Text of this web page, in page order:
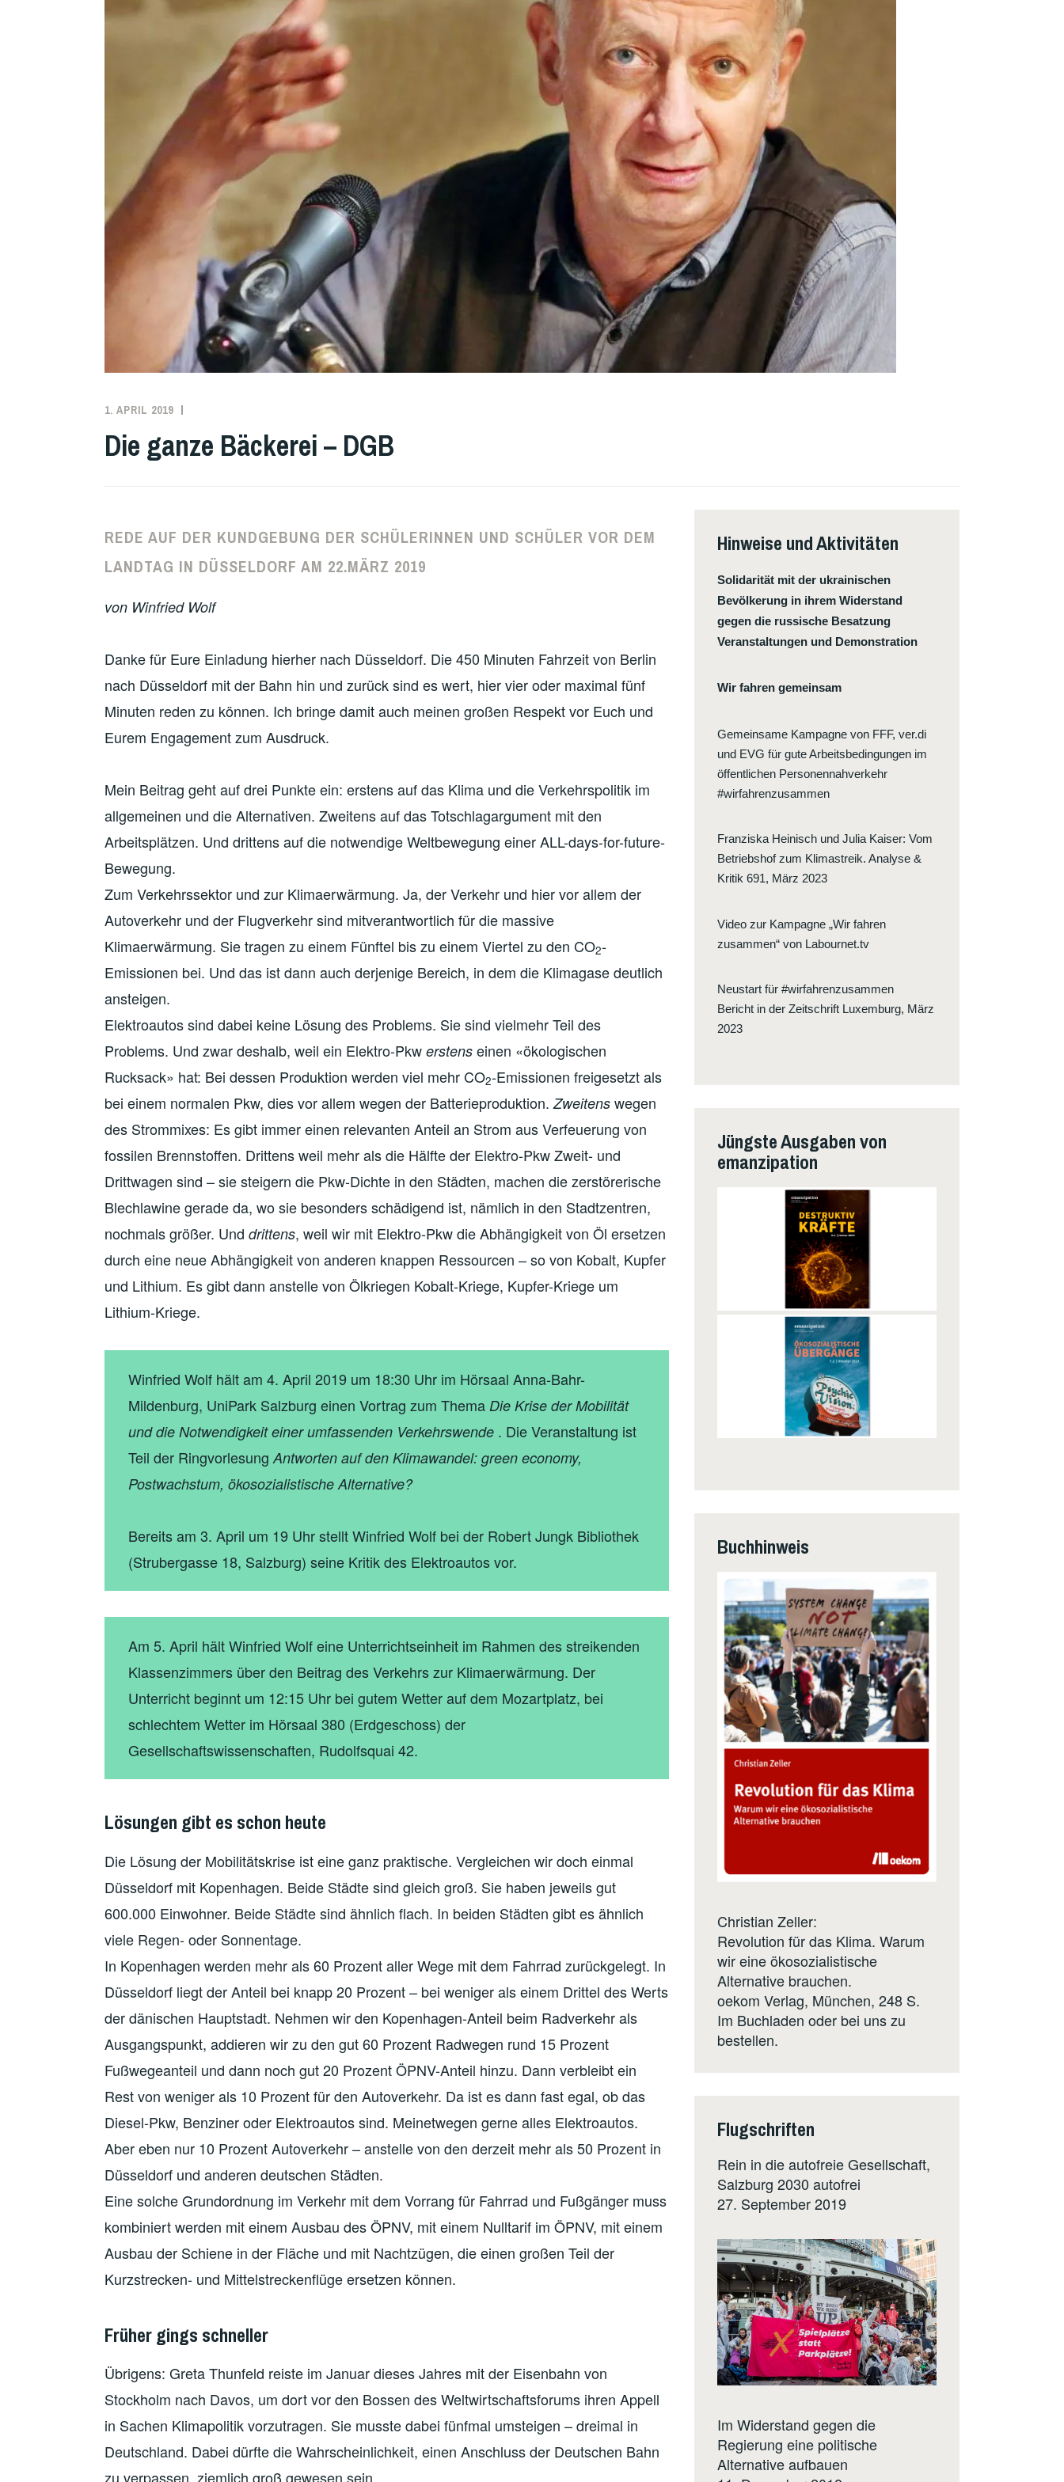
1. APRIL 2019
KLIMAPROTESTE,
Die ganze Bäckerei – DGB
REDE AUF DER KUNDGEBUNG DER SCHÜLERINNEN UND SCHÜLER VOR DEM
LANDTAG IN DÜSSELDORF AM 22.MÄRZ 2019
von Winfried Wolf
Danke für Eure Einladung hierher nach Düsseldorf. Die 450 Minuten Fahrzeit von Berlin
nach Düsseldorf mit der Bahn hin und zurück sind es wert, hier vier oder maximal fünf
Minuten reden zu können. Ich bringe damit auch meinen großen Respekt vor Euch und
Eurem Engagement zum Ausdruck.
Mein Beitrag geht auf drei Punkte ein: erstens auf das Klima und die Verkehrspolitik im
allgemeinen und die Alternativen. Zweitens auf das Totschlagargument mit den
Arbeitsplätzen. Und drittens auf die notwendige Weltbewegung einer ALL-days-for-future-
Bewegung.
Zum Verkehrssektor und zur Klimaerwärmung. Ja, der Verkehr und hier vor allem der
Autoverkehr und der Flugverkehr sind mitverantwortlich für die massive
Klimaerwärmung. Sie tragen zu einem Fünftel bis zu einem Viertel zu den CO2-
Emissionen bei. Und das ist dann auch derjenige Bereich, in dem die Klimagase deutlich
ansteigen.
Elektroautos sind dabei keine Lösung des Problems. Sie sind vielmehr Teil des
Problems. Und zwar deshalb, weil ein Elektro-Pkw erstens einen «ökologischen
Rucksack» hat: Bei dessen Produktion werden viel mehr CO2-Emissionen freigesetzt als
bei einem normalen Pkw, dies vor allem wegen der Batterieproduktion. Zweitens wegen
des Strommixes: Es gibt immer einen relevanten Anteil an Strom aus Verfeuerung von
fossilen Brennstoffen. Drittens weil mehr als die Hälfte der Elektro-Pkw Zweit- und
Drittwagen sind – sie steigern die Pkw-Dichte in den Städten, machen die zerstörerische
Blechlawine gerade da, wo sie besonders schädigend ist, nämlich in den Stadtzentren,
nochmals größer. Und drittens, weil wir mit Elektro-Pkw die Abhängigkeit von Öl ersetzen
durch eine neue Abhängigkeit von anderen knappen Ressourcen – so von Kobalt, Kupfer
und Lithium. Es gibt dann anstelle von Ölkriegen Kobalt-Kriege, Kupfer-Kriege um
Lithium-Kriege.
Winfried Wolf hält am 4. April 2019 um 18:30 Uhr im Hörsaal Anna-Bahr-
Mildenburg, UniPark Salzburg einen Vortrag zum Thema Die Krise der Mobilität
und die Notwendigkeit einer umfassenden Verkehrswende . Die Veranstaltung ist
Teil der Ringvorlesung Antworten auf den Klimawandel: green economy,
Postwachstum, ökosozialistische Alternative?
Bereits am 3. April um 19 Uhr stellt Winfried Wolf bei der Robert Jungk Bibliothek
(Strubergasse 18, Salzburg) seine Kritik des Elektroautos vor.
Am 5. April hält Winfried Wolf eine Unterrichtseinheit im Rahmen des streikenden
Klassenzimmers über den Beitrag des Verkehrs zur Klimaerwärmung. Der
Unterricht beginnt um 12:15 Uhr bei gutem Wetter auf dem Mozartplatz, bei
schlechtem Wetter im Hörsaal 380 (Erdgeschoss) der
Gesellschaftswissenschaften, Rudolfsquai 42.
Lösungen gibt es schon heute
Die Lösung der Mobilitätskrise ist eine ganz praktische. Vergleichen wir doch einmal
Düsseldorf mit Kopenhagen. Beide Städte sind gleich groß. Sie haben jeweils gut
600.000 Einwohner. Beide Städte sind ähnlich flach. In beiden Städten gibt es ähnlich
viele Regen- oder Sonnentage.
In Kopenhagen werden mehr als 60 Prozent aller Wege mit dem Fahrrad zurückgelegt. In
Düsseldorf liegt der Anteil bei knapp 20 Prozent – bei weniger als einem Drittel des Werts
der dänischen Hauptstadt. Nehmen wir den Kopenhagen-Anteil beim Radverkehr als
Ausgangspunkt, addieren wir zu den gut 60 Prozent Radwegen rund 15 Prozent
Fußwegeanteil und dann noch gut 20 Prozent ÖPNV-Anteil hinzu. Dann verbleibt ein
Rest von weniger als 10 Prozent für den Autoverkehr. Da ist es dann fast egal, ob das
Diesel-Pkw, Benziner oder Elektroautos sind. Meinetwegen gerne alles Elektroautos.
Aber eben nur 10 Prozent Autoverkehr – anstelle von den derzeit mehr als 50 Prozent in
Düsseldorf und anderen deutschen Städten.
Eine solche Grundordnung im Verkehr mit dem Vorrang für Fahrrad und Fußgänger muss
kombiniert werden mit einem Ausbau des ÖPNV, mit einem Nulltarif im ÖPNV, mit einem
Ausbau der Schiene in der Fläche und mit Nachtzügen, die einen großen Teil der
Kurzstrecken- und Mittelstreckenflüge ersetzen können.
Früher gings schneller
Übrigens: Greta Thunfeld reiste im Januar dieses Jahres mit der Eisenbahn von
Stockholm nach Davos, um dort vor den Bossen des Weltwirtschaftsforums ihren Appell
in Sachen Klimapolitik vorzutragen. Sie musste dabei fünfmal umsteigen – dreimal in
Deutschland. Dabei dürfte die Wahrscheinlichkeit, einen Anschluss der Deutschen Bahn
zu verpassen, ziemlich groß gewesen sein.
Hinweise und Aktivitäten
Solidarität mit der ukrainischen
Bevölkerung in ihrem Widerstand
gegen die russische Besatzung
Veranstaltungen und Demonstration
Wir fahren gemeinsam
Gemeinsame Kampagne von FFF, ver.di
und EVG für gute Arbeitsbedingungen im
öffentlichen Personennahverkehr
#wirfahrenzusammen
Franziska Heinisch und Julia Kaiser: Vom
Betriebshof zum Klimastreik. Analyse &
Kritik 691, März 2023
Video zur Kampagne „Wir fahren
zusammen“ von Labournet.tv
Neustart für #wirfahrenzusammen
Bericht in der Zeitschrift Luxemburg, März
2023
Jüngste Ausgaben von
emanzipation
Buchhinweis
Christian Zeller:
Revolution für das Klima. Warum
wir eine ökosozialistische
Alternative brauchen.
oekom Verlag, München, 248 S.
Im Buchladen oder bei uns zu
bestellen.
Flugschriften
Rein in die autofreie Gesellschaft,
Salzburg 2030 autofrei
27. September 2019
Im Widerstand gegen die
Regierung eine politische
Alternative aufbauen